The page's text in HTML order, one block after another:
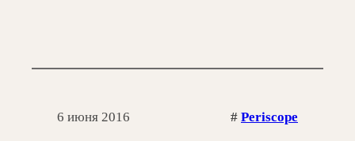
6 июня 2016 # Periscope